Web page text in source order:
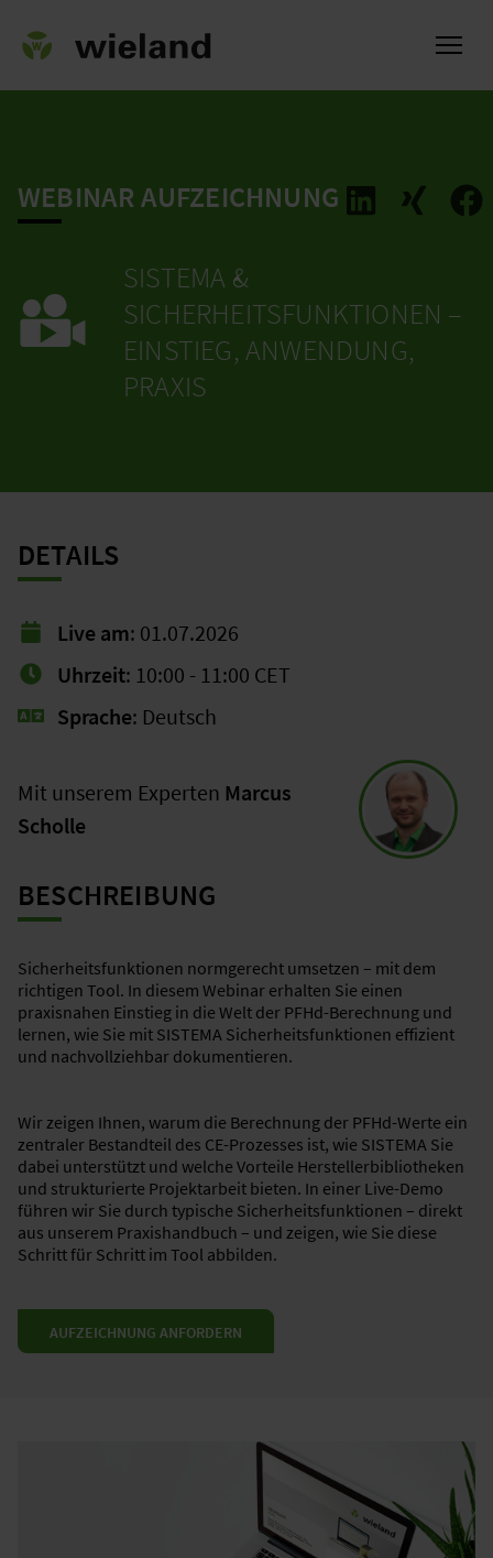
WEBINAR AUFZEICHNUNG
SISTEMA &
SICHERHEITSFUNKTIONEN –
EINSTIEG, ANWENDUNG,
PRAXIS
DETAILS
Live am: 01.07.2026
Uhrzeit: 10:00 - 11:00 CET
Sprache: Deutsch
Mit unserem Experten Marcus
Scholle
BESCHREIBUNG
Sicherheitsfunktionen normgerecht umsetzen – mit dem
richtigen Tool.​ In diesem Webinar erhalten Sie einen
praxisnahen Einstieg in die Welt der PFHd-Berechnung und
lernen, wie Sie mit SISTEMA Sicherheitsfunktionen effizient
und nachvollziehbar dokumentieren.​
Wir zeigen Ihnen, warum die Berechnung der PFHd-Werte ein
zentraler Bestandteil des CE-Prozesses ist, wie SISTEMA Sie
dabei unterstützt und welche Vorteile Herstellerbibliotheken
und strukturierte Projektarbeit bieten.​ In einer Live-Demo
führen wir Sie durch typische Sicherheitsfunktionen – direkt
aus unserem Praxishandbuch – und zeigen, wie Sie diese
Schritt für Schritt im Tool abbilden.​
AUFZEICHNUNG ANFORDERN